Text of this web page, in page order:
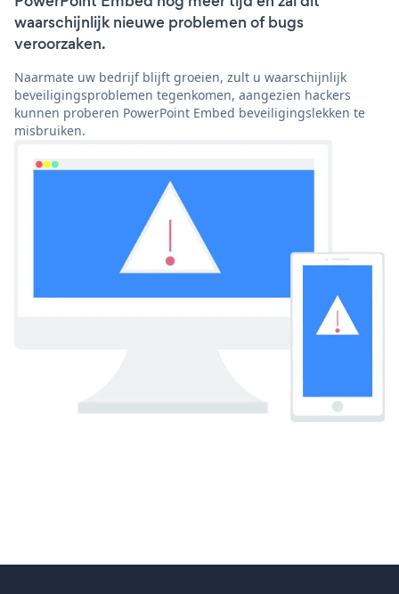
waarschijnlijk nieuwe problemen of bugs
veroorzaken.
Naarmate uw bedrijf blijft groeien, zult u waarschijnlijk
beveiligingsproblemen tegenkomen, aangezien hackers
kunnen proberen PowerPoint Embed beveiligingslekken te
misbruiken.